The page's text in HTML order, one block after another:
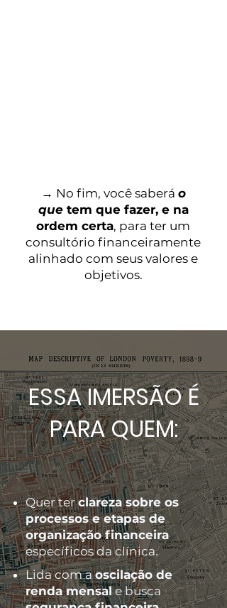
→ No fim, você saberá o
quetem que fazer, e na
ordem certa, para ter um
consultório financeiramente
alinhado com seus valores e
objetivos.
ESSA IMERSÃO É
PARA QUEM:
Quer terclareza sobre os
processos e etapas de
organização financeira
específicos da clínica.
Lida com aoscilação de
renda mensale busca